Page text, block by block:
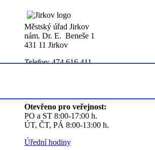
Městský úřad Jirkov
nám. Dr. E. Beneše 1
431 11 Jirkov
Telefon: 474 616 411
Otevřeno pro veřejnost:
PO a ST 8:00-17:00 h.
ÚT, ČT, PÁ 8:00-13:00 h.
Úřední hodiny